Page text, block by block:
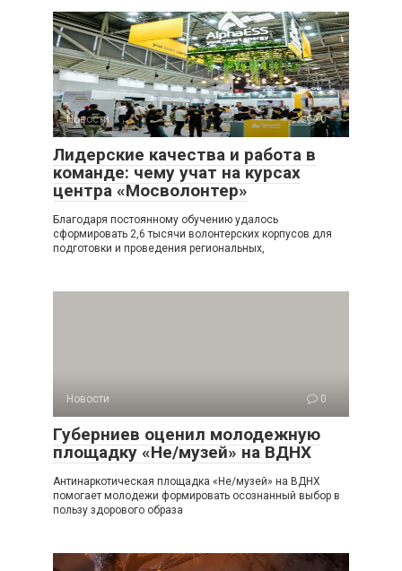
Новости 0
Лидерские качества и работа в
команде: чему учат на курсах
центра «Мосволонтер»
Благодаря постоянному обучению удалось
сформировать 2,6 тысячи волонтерских корпусов для
подготовки и проведения региональных,
Новости 0
Губерниев оценил молодежную
площадку «Не/музей» на ВДНХ
Антинаркотическая площадка «Не/музей» на ВДНХ
помогает молодежи формировать осознанный выбор в
пользу здорового образа